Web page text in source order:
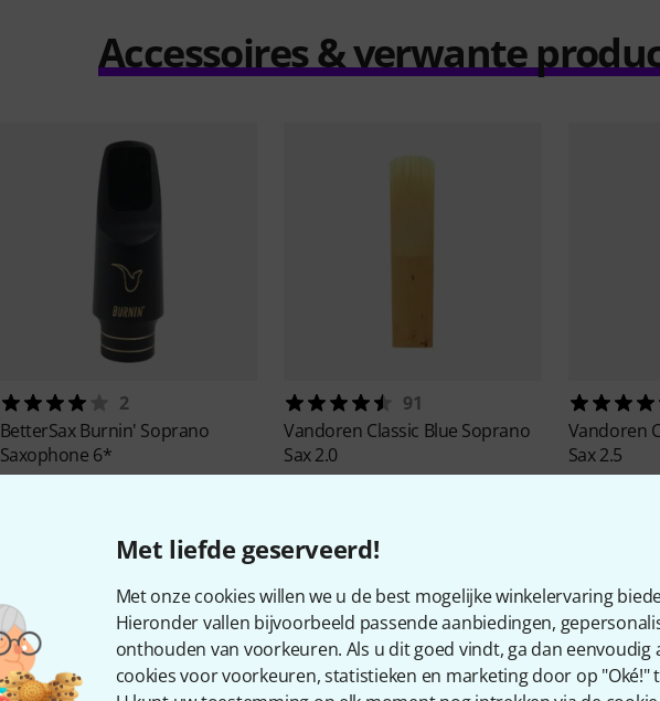
Met liefde geserveerd!
Met onze cookies willen we u de best mogelijke winkelervaring
Hieronder vallen bijvoorbeeld passende aanbiedingen,
onthouden van voorkeuren. Als u dit goed vindt, ga dan
cookies voor voorkeuren, statistieken en marketing door op "Oké!"
Accessoires & verwante
2
BetterSaxBurnin' Soprano
Saxophone 6*
91
Vandoren Classic Blue Soprano
Sax 2.0
Vandoren
Sax 2.5